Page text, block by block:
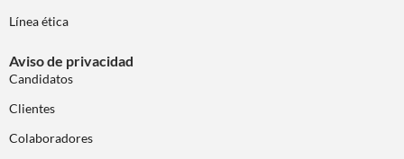
Línea ética
Aviso de privacidad
Candidatos
Clientes
Colaboradores